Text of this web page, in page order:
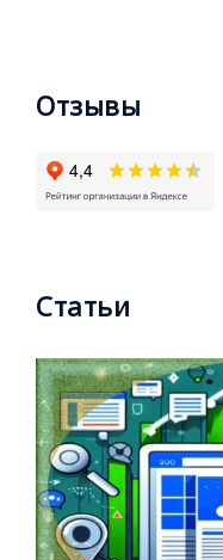
Отзывы
Статьи